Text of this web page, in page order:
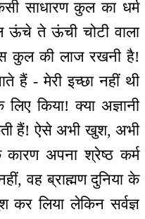
साधारण कुल का धर्म
ऊंचे ते ऊंची चोटी वाला
कुल की लाज रखनी है!
हैं - मेरी इच्छा नहीं थी
किया! क्या अज्ञानी
हैं! ऐसे अभी खुश, अभी
अपना श्रेष्ठ कर्म
वह ब्राह्मण दुनिया के
लिया लेकिन सर्वज्ञ